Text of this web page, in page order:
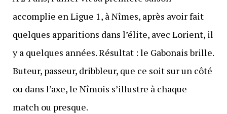
accomplie en Ligue 1, à Nîmes, après avoir fait
quelques apparitions dans l’élite, avec Lorient, il
y a quelques années. Résultat : le Gabonais brille.
Buteur, passeur, dribbleur, que ce soit sur un côté
ou dans l’axe, le Nîmois s’illustre à chaque
match ou presque.